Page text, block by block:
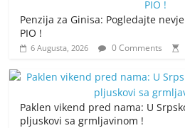
Penzija za Ginisa: Pogledajte
PIO !
6 Augusta, 2026 0 Comments
Paklen vikend pred nama: U
pljuskovi sa grmljavinom !